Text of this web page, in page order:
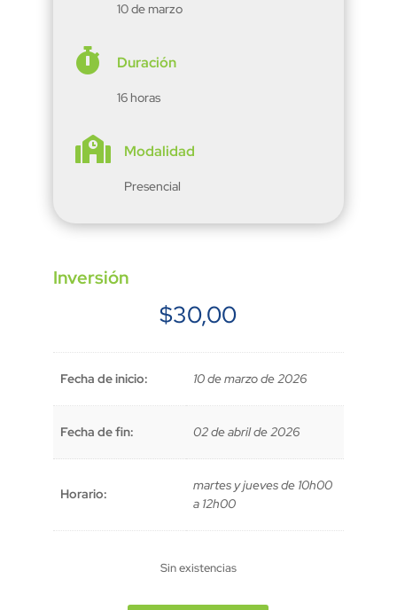
10 de marzo
 Duración
16 horas
 Modalidad
Presencial
Inversión
$30,00
Fecha de inicio: 10 de marzo de 2026
Fecha de fin: 02 de abril de 2026
Horario:
martes y jueves de 10h00
a 12h00
Sin existencias